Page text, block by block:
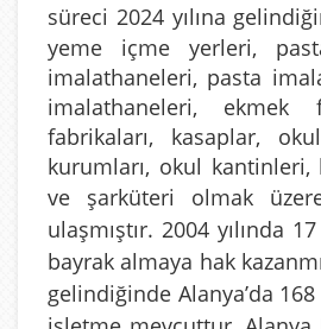
süreci 2024 yılına
yeme içme yerleri,
imalathaneleri, pasta
imalathaneleri, ekmek
fabrikaları, kasaplar,
kurumları, okul kantinleri,
ve şarküteri olmak
ulaşmıştır. 2004 yılında
bayrak almaya hak
gelindiğinde Alanya’da